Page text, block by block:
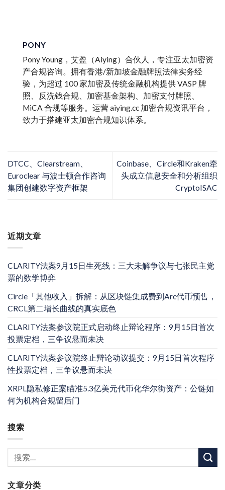
近期文章
CLARITY法案9月15日生死线：三大未解争议与七张民主党
票的数学博弈
Circle「其他收入」拆解：从区块链集成费到Arc代币预售，
CRCL第二增长曲线的真实底色
CLARITY法案参议院正式启动终止辩论程序：9月15日首次
投票定档，三争议悬而未决
CLARITY法案参议院终止辩论动议提交：9月15日首次程序
性投票定档，三争议悬而未决
XRPL隐私修正案瞄准5.3亿美元代币化华尔街资产：公链如
何为机构合规留后门
搜索
文章分类
PONY
Pony Young，艾盈（Aiying）合伙人，专注亚太加密资
产合规咨询。拥有香港/新加坡金融牌照法律实务经
验，为超过 100 家加密及传统金融机构提供 VASP 牌
照、反洗钱合规、加密基金架构、加密支付牌照、
MiCA 合规等服务。运营 aiying.cc 加密合规资讯平台，
致力于搭建亚太加密合规知识体系。
DTCC、Clearstream、
Euroclear 与波士顿合作咨询
集团创建数字资产框架
Coinbase、Circle和Kraken牵
头成立信息安全和分析组织
CryptoISAC